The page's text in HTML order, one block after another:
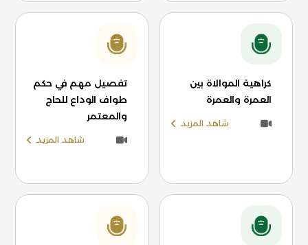
كراهية الموالاة بين
العمرة والعمرة
شاهد المزيد
تفصيل مهم في حكم
طواف الوداع للحاج
والمعتمر
شاهد المزيد